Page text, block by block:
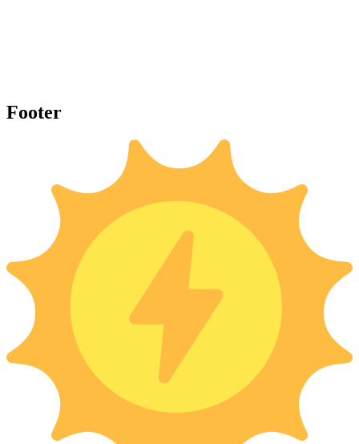
Footer